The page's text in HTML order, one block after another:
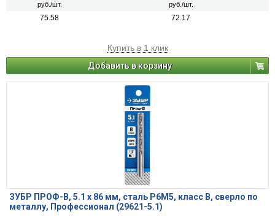
руб./шт. руб./шт.
75.58 72.17
Купить в 1 клик
Добавить в корзину
ЗУБР ПРОФ-В, 5.1 х 86 мм, сталь Р6М5, класс В, сверло по
металлу, Профессионал (29621-5.1)